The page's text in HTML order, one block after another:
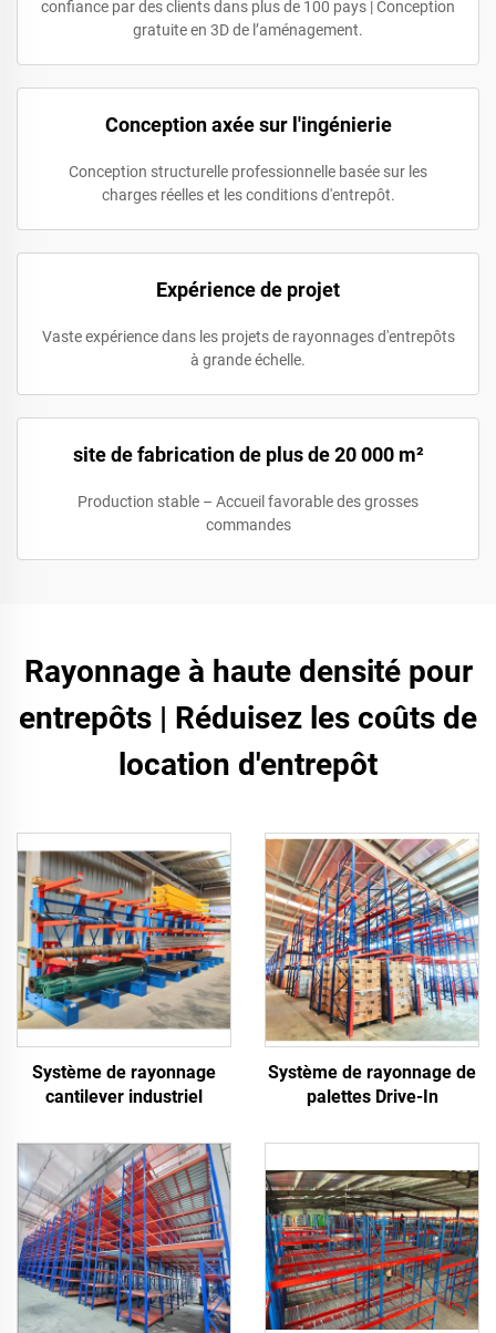
confiance par des clients dans plus de 100 pays | Conception
gratuite en 3D de l’aménagement.
Conception axée sur l'ingénierie
Conception structurelle professionnelle basée sur les
charges réelles et les conditions d'entrepôt.
Expérience de projet
Vaste expérience dans les projets de rayonnages d'entrepôts
à grande échelle.
site de fabrication de plus de 20 000 m²
Production stable – Accueil favorable des grosses
commandes
Rayonnage à haute densité pour
entrepôts | Réduisez les coûts de
location d'entrepôt
Système de rayonnage
cantilever industriel
Système de rayonnage de
palettes Drive-In